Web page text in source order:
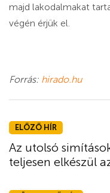
majd lakodalmakat
végén érjük el.
Forrás: hirado.hu
ELŐZŐ HÍR
Az utolsó
teljesen elkészül